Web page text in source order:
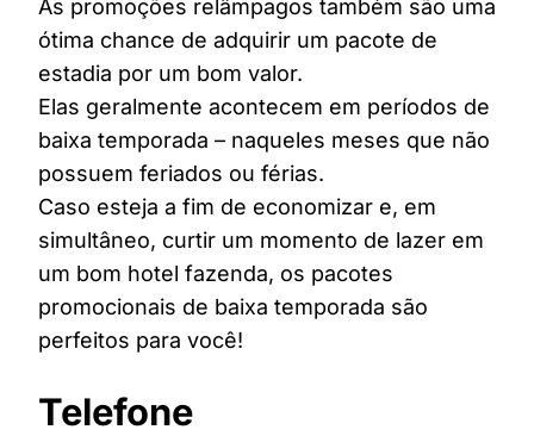
As promoções relâmpagos também são uma
ótima chance de adquirir um pacote de
estadia por um bom valor.
Elas geralmente acontecem em períodos de
baixa temporada – naqueles meses que não
possuem feriados ou férias.
Caso esteja a fim de economizar e, em
simultâneo, curtir um momento de lazer em
um bom hotel fazenda, os pacotes
promocionais de baixa temporada são
perfeitos para você!
Telefone